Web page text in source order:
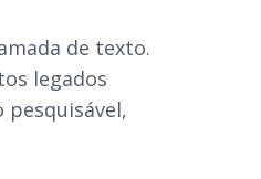
de texto.
legados
pesquisável,